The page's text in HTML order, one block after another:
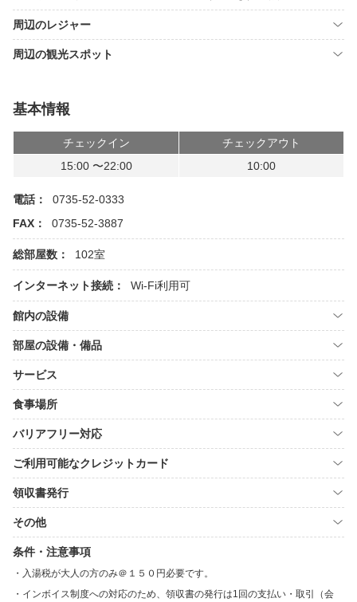
周辺のレジャー
周辺の観光スポット
基本情報
チェックイン
チェックアウト
15:00 〜22:00
10:00
電話：
0735-52-0333
FAX：
0735-52-3887
総部屋数： 102室
インターネット接続： Wi-Fi利用可
館内の設備
部屋の設備・備品
サービス
食事場所
バリアフリー対応
ご利用可能なクレジットカード
領収書発行
その他
条件・注意事項
入湯税が大人の方のみ＠１５０円必要です。
インボイス制度への対応のため、領収書の発行は1回の支払い・取引（会